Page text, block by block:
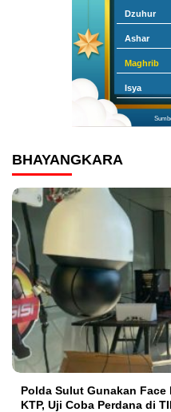
Dzuhur
Ashar
Maghrib
Isya
BHAYANGKARA
Polda Sulut Gunakan
KTP, Uji Coba Perdana di